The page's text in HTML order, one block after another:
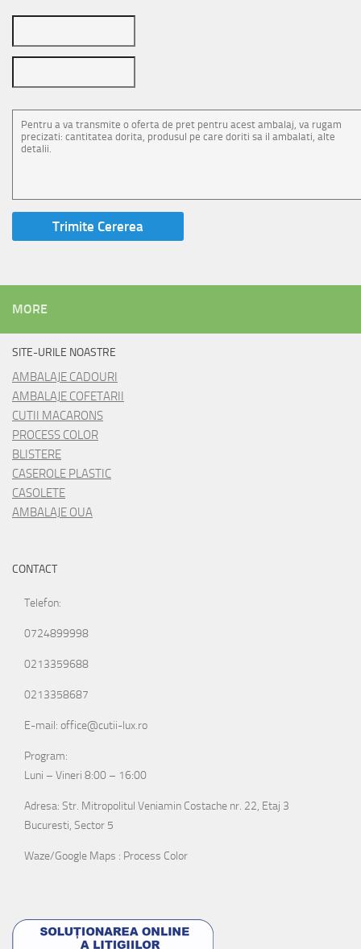
MORE
SITE-URILE NOASTRE
AMBALAJE CADOURI
AMBALAJE COFETARII
CUTII MACARONS
PROCESS COLOR
BLISTERE
CASEROLE PLASTIC
CASOLETE
AMBALAJE OUA
CONTACT
Telefon:
0724899998
0213359688
0213358687
E-mail: office@cutii-lux.ro
Program:
Luni – Vineri 8:00 – 16:00
Adresa: Str. Mitropolitul Veniamin Costache nr. 22, Etaj 3
Bucuresti, Sector 5
Waze/Google Maps : Process Color